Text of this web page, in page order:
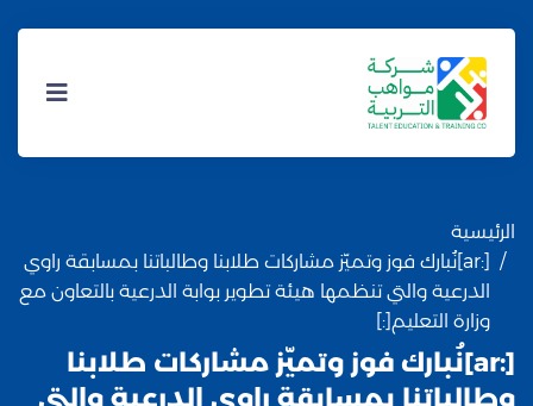
الرئيسية
[:ar]نُبارك فوز وتميّز مشاركات طلابنا وطالباتنا بمسابقة راوي
الدرعية والتي تنظمها هيئة تطوير بوابة الدرعية بالتعاون مع
وزارة التعليم[:]
[:ar]نُبارك فوز وتميّز مشاركات طلابنا
وطالباتنا بمسابقة راوي الدرعية والتي